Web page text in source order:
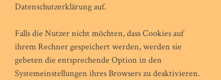
Datenschutzerklärung auf.
Falls die Nutzer nicht möchten, dass Cookies auf
ihrem Rechner gespeichert werden, werden sie
gebeten die entsprechende Option in den
Systemeinstellungen ihres Browsers zu deaktivieren.